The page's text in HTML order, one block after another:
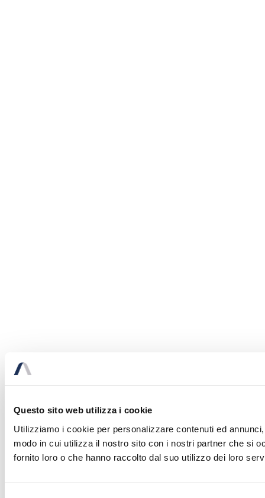
Questo sito web utilizza i cookie
Utilizziamo i cookie per personalizzare contenuti ed
modo in cui utilizza il nostro sito con i nostri partner che si
fornito loro o che hanno raccolto dal suo utilizzo dei loro